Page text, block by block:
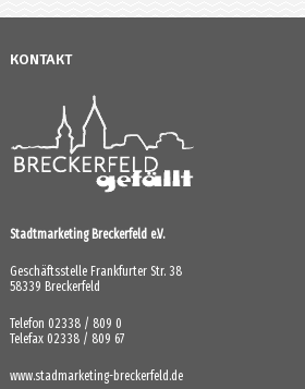
KONTAKT
Stadtmarketing Breckerfeld e.V.
Geschäftsstelle Frankfurter Str. 38
58339 Breckerfeld
Telefon 02338 / 809 0
Telefax 02338 / 809 67
www.stadmarketing-breckerfeld.de